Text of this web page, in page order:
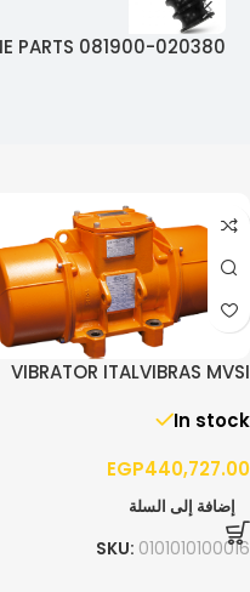
VIBRATOR ITALVIBRAS MVSI
In stock
EGP440,727.00
إضافة إلى السلة
SKU: 0101010100016